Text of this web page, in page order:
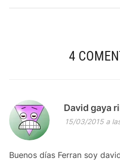
4
David gaya
15/03/2015 a
Buenos días Ferran soy